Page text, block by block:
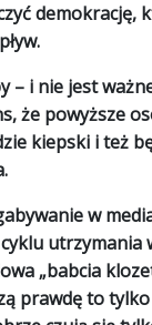
– i nie jest
że powyższe
kiepski i też
w
„babcia
prawdę to